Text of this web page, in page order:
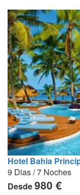
Hotel Bahia
9 Dias / 7 Noches
Desde980 €